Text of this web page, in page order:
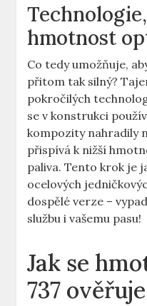
hmotnost
Co tedy ⁢umožňuje,
přitom tak⁢ silný?
pokročilých⁣
se v⁤ konstrukci
kompozity ‌nahradily
přispívá k nižší
paliva. Tento krok je
ocelových
dospělé verze –
službu i vašemu pasu!
Jak se
737 ověřuje